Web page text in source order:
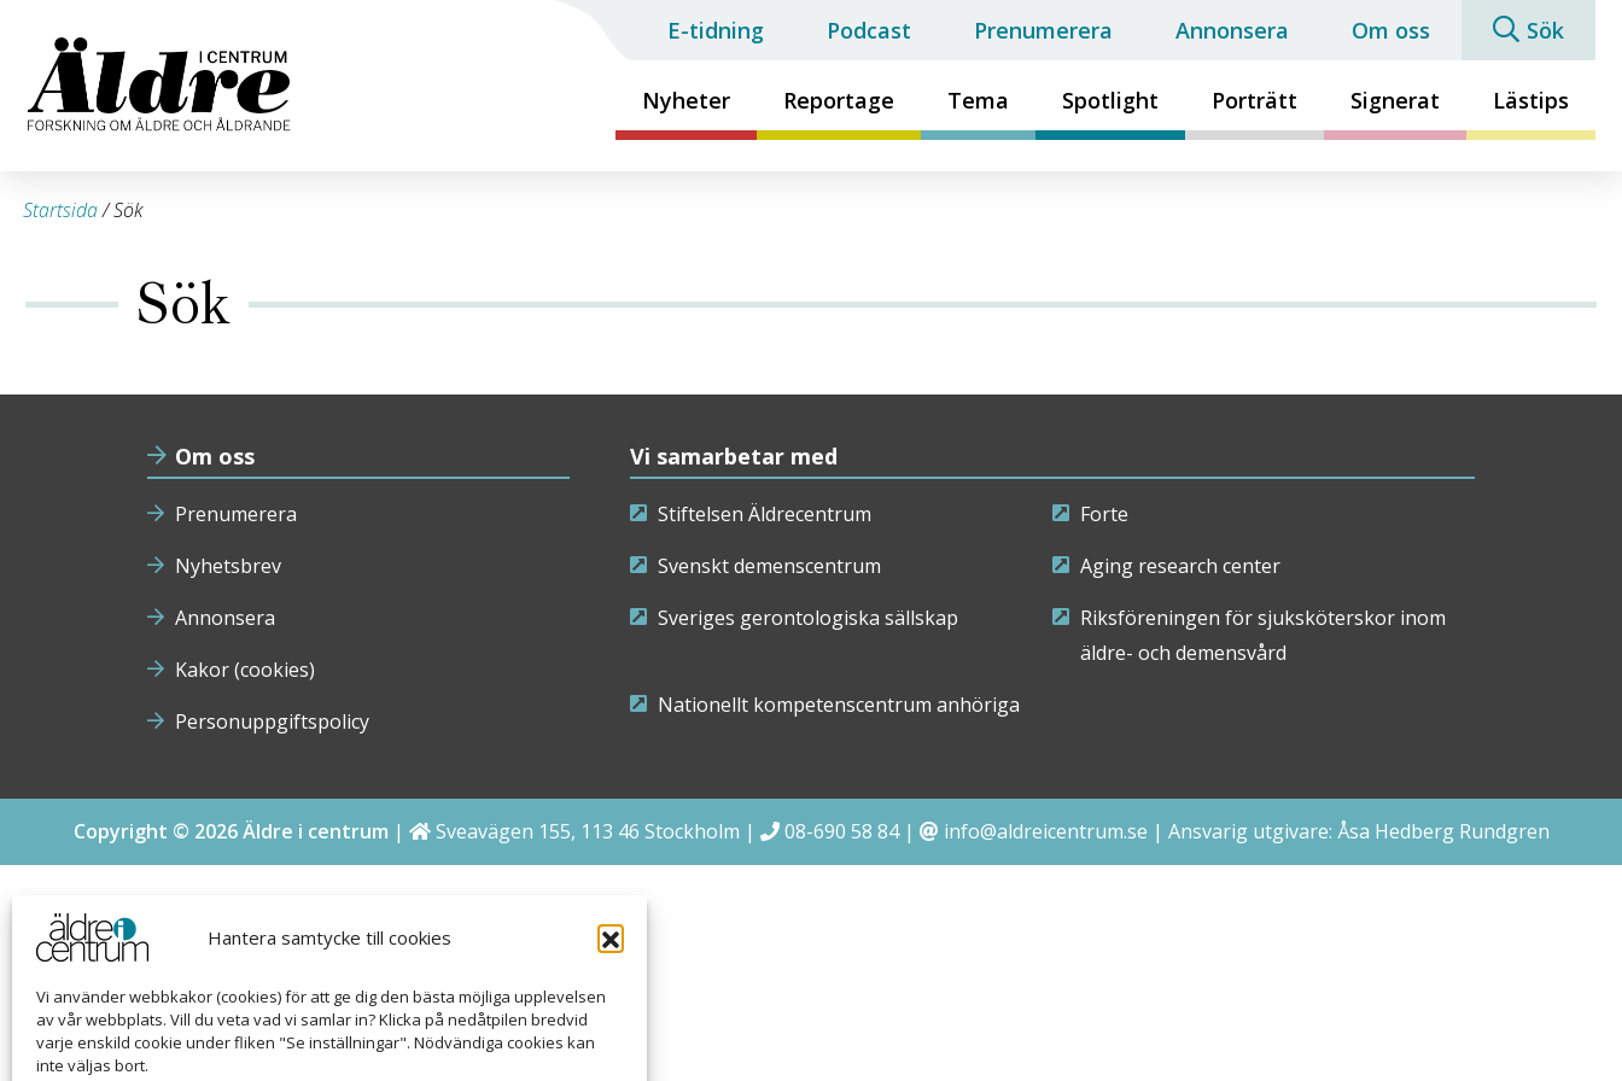
Hantera samtycke till cookies
Vi använder webbkakor (cookies) för att ge dig den bästa möjliga upplevelsen
av vår webbplats. Vill du veta vad vi samlar in? Klicka på nedåtpilen bredvid
varje enskild cookie under fliken "Se inställningar". Nödvändiga cookies kan
inte väljas bort.
Nyheter Reportage Tema Spotlight Porträtt Signerat Lästips
E-tidning Podcast Prenumerera Annonsera Om oss Sök
Startsida/Sök
Sök
Om oss
Prenumerera
Nyhetsbrev
Annonsera
Kakor (cookies)
Personuppgiftspolicy
Vi samarbetar med
Stiftelsen Äldrecentrum
Forte
Svenskt demenscentrum
Aging research center
Sveriges gerontologiska sällskap
Riksföreningen för sjuksköterskor inom
äldre- och demensvård
Nationellt kompetenscentrum anhöriga
Copyright © 2026 Äldre i centrum | Sveavägen 155, 113 46 Stockholm | 08-690 58 84 | info@aldreicentrum.se | Ansvarig utgivare: Åsa Hedberg Rundgren